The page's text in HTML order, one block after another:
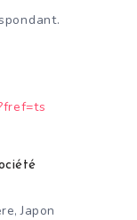
,Japon